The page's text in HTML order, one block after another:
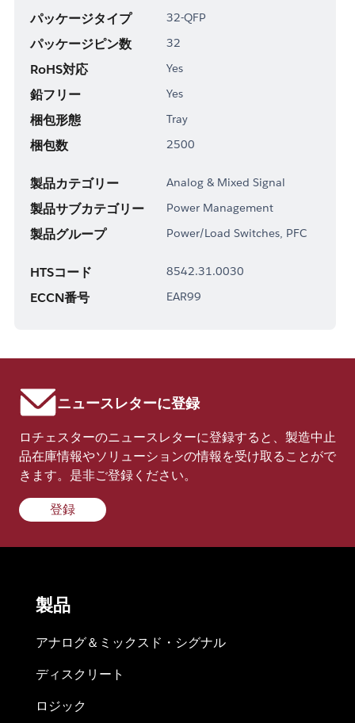
パッケージタイプ 32-QFP
パッケージピン数 32
RoHS対応 Yes
鉛フリー Yes
梱包形態 Tray
梱包数 2500
製品カテゴリー Analog & Mixed Signal
製品サブカテゴリー Power Management
製品グループ Power/Load Switches, PFC
HTSコード 8542.31.0030
ECCN番号 EAR99
ニュースレターに登録
ロチェスターのニュースレターに登録すると、製造中止
品在庫情報やソリューションの情報を受け取ることがで
きます。是非ご登録ください。
登録
製品
アナログ＆ミックスド・シグナル
ディスクリート
ロジック